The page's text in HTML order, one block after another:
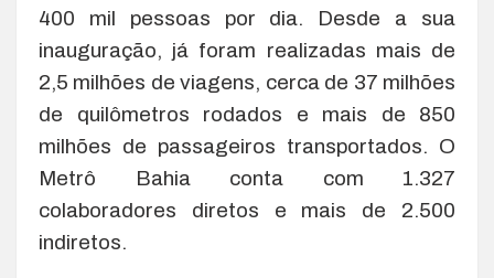
400 mil pessoas por dia. Desde a sua
inauguração, já foram realizadas mais de
2,5 milhões de viagens, cerca de 37 milhões
de quilômetros rodados e mais de 850
milhões de passageiros transportados. O
Metrô Bahia conta com 1.327
colaboradores diretos e mais de 2.500
indiretos.